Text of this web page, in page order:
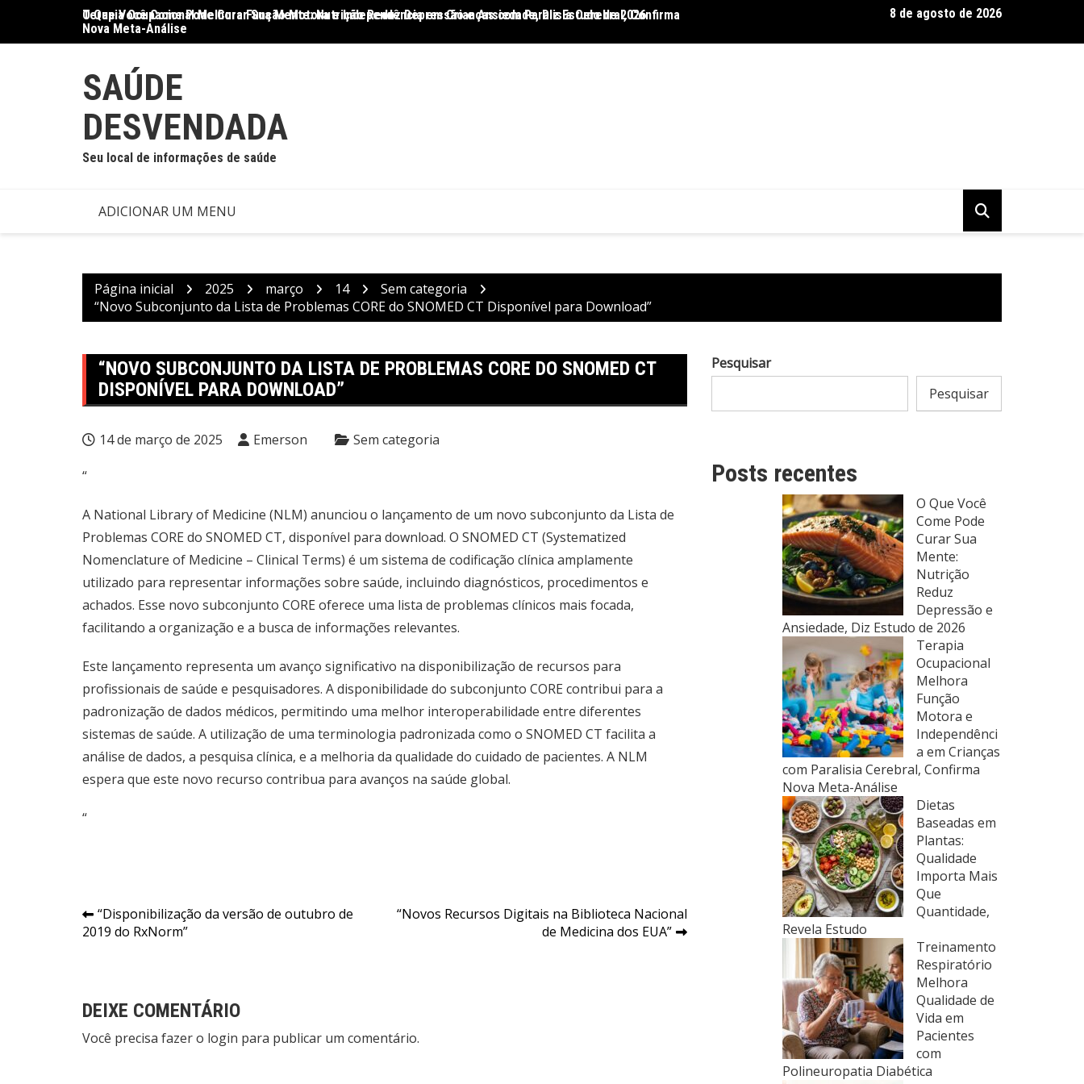
o
O Que Você Come Pode Curar Sua Mente: Nutrição Reduz Depressão e Ansiedade, Diz Estudo de 2026
Terapia Ocupacional Melhora Função Motora e Independência em Crianças com Paralisia Cerebral, Confirma
Nova Meta-Análise
Dietas Baseadas em Plantas: Qualidade Importa Mais Que Quantidade,
8 de agosto de 2026
SAÚDE
DESVENDADA
Seu local de informações de saúde
ADICIONAR UM MENU
Página inicial 2025 março 14
Sem categoria
“Novo Subconjunto da Lista de Problemas CORE do SNOMED CT Disponível para Download”
“NOVO SUBCONJUNTO DA LISTA DE PROBLEMAS CORE DO SNOMED CT
DISPONÍVEL PARA DOWNLOAD”
14 de março de 2025 Emerson Sem categoria
“
A National Library of Medicine (NLM) anunciou o lançamento de um novo subconjunto da Lista de
Problemas CORE do SNOMED CT, disponível para download. O SNOMED CT (Systematized
Nomenclature of Medicine – Clinical Terms) é um sistema de codificação clínica amplamente
utilizado para representar informações sobre saúde, incluindo diagnósticos, procedimentos e
achados. Esse novo subconjunto CORE oferece uma lista de problemas clínicos mais focada,
facilitando a organização e a busca de informações relevantes.
Este lançamento representa um avanço significativo na disponibilização de recursos para
profissionais de saúde e pesquisadores. A disponibilidade do subconjunto CORE contribui para a
padronização de dados médicos, permitindo uma melhor interoperabilidade entre diferentes
sistemas de saúde. A utilização de uma terminologia padronizada como o SNOMED CT facilita a
análise de dados, a pesquisa clínica, e a melhoria da qualidade do cuidado de pacientes. A NLM
espera que este novo recurso contribua para avanços na saúde global.
“
Navegação
de
“Disponibilização da versão de outubro de
2019 do RxNorm”
“Novos Recursos Digitais na Biblioteca Nacional
de Medicina dos EUA”
DEIXE COMENTÁRIO
Você precisa fazer o login para publicar um comentário.
Pesquisar
Pesquisar
Posts recentes
O Que Você
Come Pode
Curar Sua
Mente:
Nutrição
Reduz
Depressão e
Ansiedade, Diz Estudo de 2026
Terapia
Ocupacional
Melhora
Função
Motora e
Independênci
a em Crianças
com Paralisia Cerebral, Confirma
Nova Meta-Análise
Dietas
Baseadas em
Plantas:
Qualidade
Importa Mais
Que
Quantidade,
Revela Estudo
Treinamento
Respiratório
Melhora
Qualidade de
Vida em
Pacientes
com
Polineuropatia Diabética